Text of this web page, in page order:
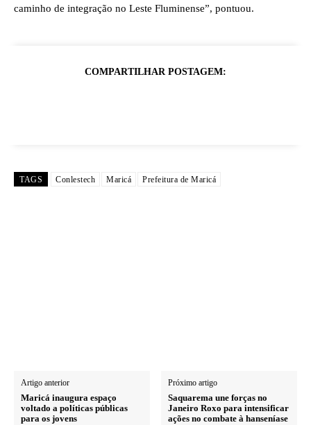
caminho de integração no Leste Fluminense”, pontuou.
COMPARTILHAR POSTAGEM:
TAGS Conlestech Maricá Prefeitura de Maricá
Artigo anterior
Maricá inaugura espaço
voltado a políticas públicas
para os jovens
Próximo artigo
Saquarema une forças no
Janeiro Roxo para intensificar
ações no combate à hanseníase